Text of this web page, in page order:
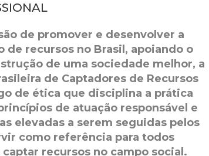
de promover e desenvolver a
de recursos no Brasil, apoiando o
de uma sociedade melhor, a
de Captadores de Recursos
de ética que disciplina a prática
de atuação responsável e
elevadas a serem seguidas pelos
como referência para todos
recursos no campo social.